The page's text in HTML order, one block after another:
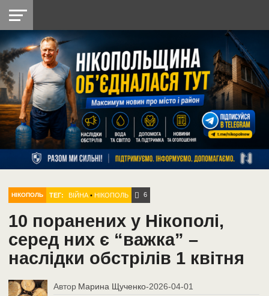
НІКОПОЛЬ
РАЙОН
СІЧЕСЛАВСЬКА
УКРАЇНА
РЕТРО
НІКОПОЛЬ
ЛАЙТ
УКРАЇНА
ДОПОМОГА
РАДІО
НІКОПОЛЬ ТЕГ: ВІЙНА •НІКОПОЛЬ 6
10 поранених у Нікополі,
серед них є “важка” –
наслідки обстрілів 1 квітня
Автор Марина Щученко-2026-04-01